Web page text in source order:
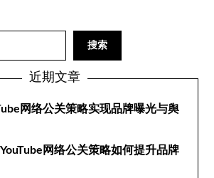
搜索
近期文章
网络公关策略实现品牌曝光与舆
网络公关策略如何提升品牌